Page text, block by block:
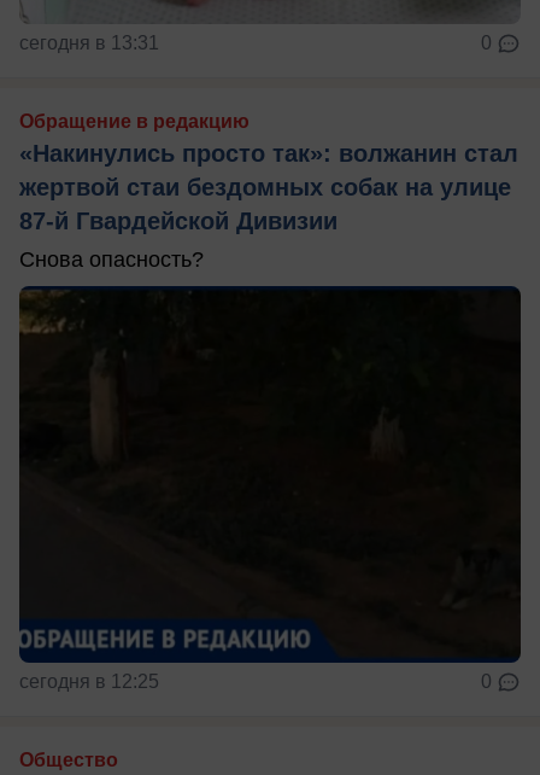
сегодня в 13:31 0
Обращение в редакцию
«Накинулись просто так»: волжанин стал
жертвой стаи бездомных собак на улице
87-й Гвардейской Дивизии
Снова опасность?
сегодня в 12:25 0
Общество